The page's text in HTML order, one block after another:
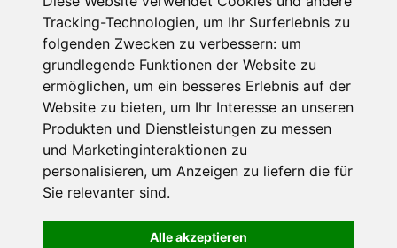
Tracking-Technologien, um Ihr Surferlebnis zu
folgenden Zwecken zu verbessern: um
grundlegende Funktionen der Website zu
ermöglichen, um ein besseres Erlebnis auf der
Website zu bieten, um Ihr Interesse an unseren
Produkten und Dienstleistungen zu messen
und Marketinginteraktionen zu
personalisieren, um Anzeigen zu liefern die für
Sie relevanter sind.
Alle akzeptieren
Impressum
Datenschutz
Nutzungsbedingungen
Kontakt
Partner
Portale
FAQ Newsletter Mediadaten
©2026 Schneemenschen GmbH
Goldener Herbst in den Alpen
- Angebote vergleichen